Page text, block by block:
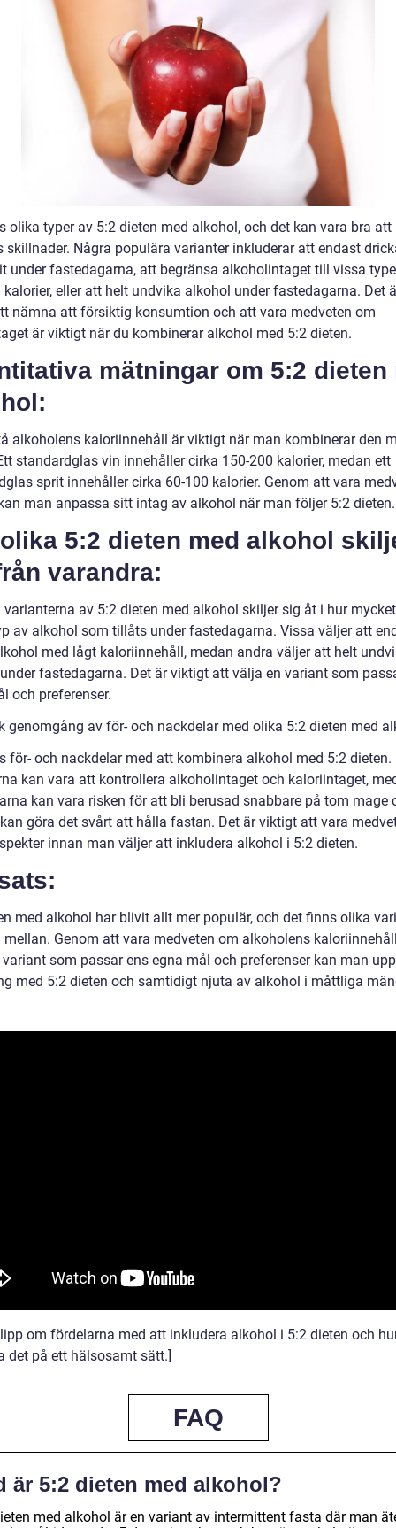
olika typer av 5:2 dieten med alkohol, och det kan vara bra att
skillnader. Några populära varianter inkluderar att endast
under fastedagarna, att begränsa alkoholintaget till vissa
kalorier, eller att helt undvika alkohol under fastedagarna. Det
nämna att försiktig konsumtion och att vara medveten om
är viktigt när du kombinerar alkohol med 5:2 dieten.
mätningar om 5:2 dieten
alkoholens kaloriinnehåll är viktigt när man kombinerar den
standardglas vin innehåller cirka 150-200 kalorier, medan ett
sprit innehåller cirka 60-100 kalorier. Genom att vara
man anpassa sitt intag av alkohol när man följer 5:2 dieten.
5:2 dieten med alkohol
varandra:
varianterna av 5:2 dieten med alkohol skiljer sig åt i hur
av alkohol som tillåts under fastedagarna. Vissa väljer att
med lågt kaloriinnehåll, medan andra väljer att helt
fastedagarna. Det är viktigt att välja en variant som
och preferenser.
genomgång av för- och nackdelar med olika 5:2 dieten med
för- och nackdelar med att kombinera alkohol med 5:2 dieten.
kan vara att kontrollera alkoholintaget och kaloriintaget,
kan vara risken för att bli berusad snabbare på tom mage
göra det svårt att hålla fastan. Det är viktigt att vara
innan man väljer att inkludera alkohol i 5:2 dieten.
med alkohol har blivit allt mer populär, och det finns olika
Genom att vara medveten om alkoholens
som passar ens egna mål och preferenser kan man
med 5:2 dieten och samtidigt njuta av alkohol i måttliga
om fördelarna med att inkludera alkohol i 5:2 dieten och
det på ett hälsosamt sätt.]
FAQ
är 5:2 dieten med alkohol?
med alkohol är en variant av intermittent fasta där man